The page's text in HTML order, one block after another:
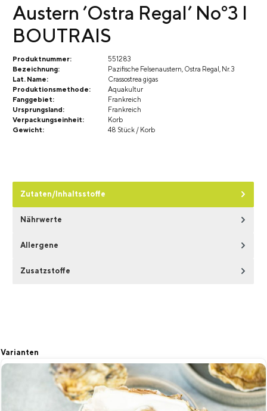
Austern ’Ostra Regal’ No°3 I
BOUTRAIS
Produktnummer:
551283
Bezeichnung:
Pazifische Felsenaustern, Ostra Regal, Nr. 3
Lat. Name:
Crassostrea gigas
Produktionsmethode:
Aquakultur
Fanggebiet:
Frankreich
Ursprungsland:
Frankreich
Verpackungseinheit:
Korb
Gewicht:
48 Stück / Korb
Zutaten/Inhaltsstoffe
Nährwerte
Allergene
Zusatzstoffe
Produktgalerie überspringen
Varianten